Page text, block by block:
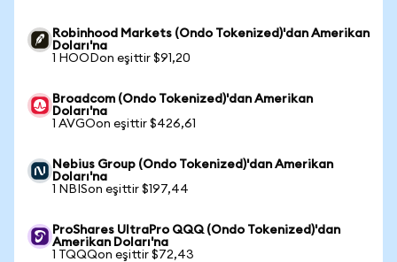
Robinhood Markets (Ondo Tokenized)'dan Amerikan
Doları'na
1 HOODon eşittir $91,20
Broadcom (Ondo Tokenized)'dan Amerikan
Doları'na
1 AVGOon eşittir $426,61
Nebius Group (Ondo Tokenized)'dan Amerikan
Doları'na
1 NBISon eşittir $197,44
ProShares UltraPro QQQ (Ondo Tokenized)'dan
Amerikan Doları'na
1 TQQQon eşittir $72,43